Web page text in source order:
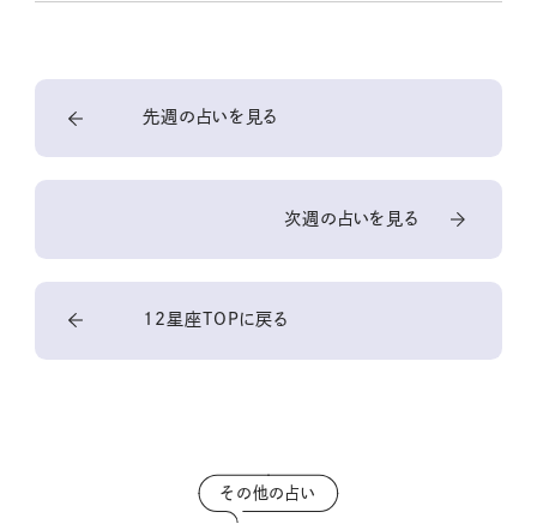
先週の占いを見る
次週の占いを見る
12星座TOPに戻る
その他の占い